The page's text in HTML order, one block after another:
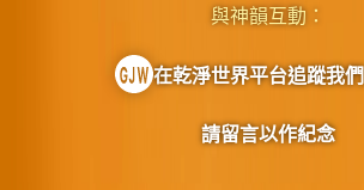
與神韻互動：
在乾淨世界平台追蹤我
請留言以作紀念